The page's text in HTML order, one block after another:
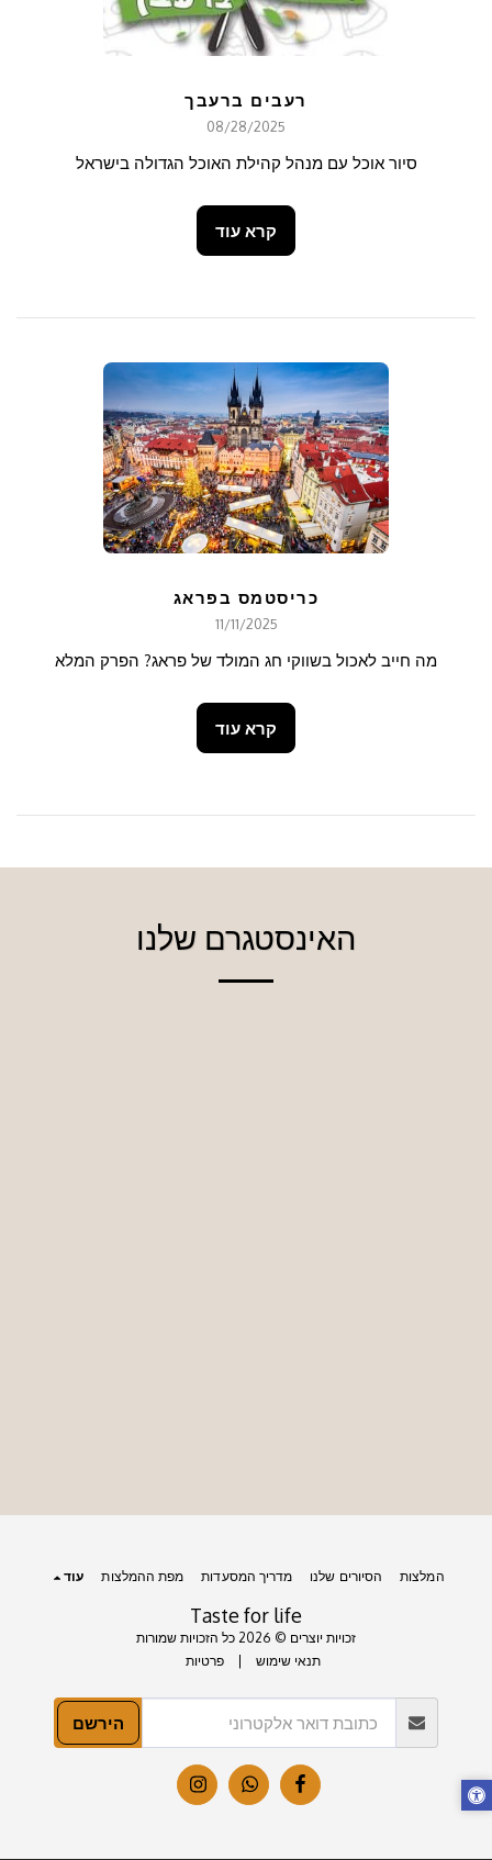
רעבים ברעבך
08/28/2025
סיור אוכל עם מנהל קהילת האוכל הגדולה בישראל
קרא עוד
כריסטמס בפראג
11/11/2025
מה חייב לאכול בשווקי חג המולד של פראג? הפרק המלא
קרא עוד
האינסטגרם שלנו
Taste for life
זכויות יוצרים © 2026 כל הזכויות שמורות
תנאי שימוש |פרטיות
המלצות הסיורים שלנו מדריך המסעדות מפת ההמלצות עוד
הירשם